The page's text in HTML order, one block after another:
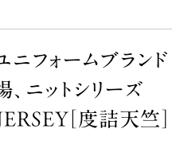
フォームブランド
、ニットシリーズ
［度詰天竺］